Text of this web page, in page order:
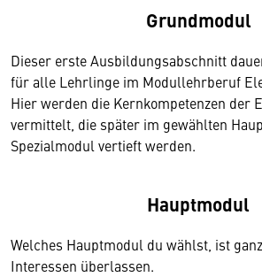
Grundmodul
Dieser erste Ausbildungsabschnitt
für alle Lehrlinge im Modullehrberuf
Hier werden die Kernkompetenzen der
vermittelt, die später im gewählten
Spezialmodul vertieft werden.
Hauptmodul
Welches Hauptmodul du wählst, ist
Interessen überlassen.